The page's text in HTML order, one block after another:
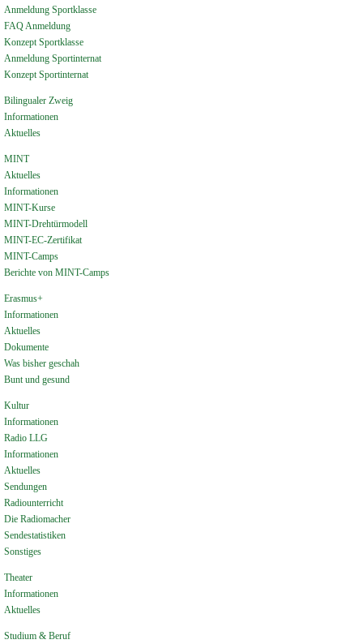
Anmeldung Sportklasse
FAQ Anmeldung
Konzept Sportklasse
Anmeldung Sportinternat
Konzept Sportinternat
Bilingualer Zweig
Informationen
Aktuelles
MINT
Aktuelles
Informationen
MINT-Kurse
MINT-Drehtürmodell
MINT-EC-Zertifikat
MINT-Camps
Berichte von MINT-Camps
Erasmus+
Informationen
Aktuelles
Dokumente
Was bisher geschah
Bunt und gesund
Kultur
Informationen
Radio LLG
Informationen
Aktuelles
Sendungen
Radiounterricht
Die Radiomacher
Sendestatistiken
Sonstiges
Theater
Informationen
Aktuelles
Studium & Beruf